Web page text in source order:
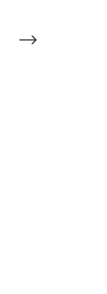
Quadro De